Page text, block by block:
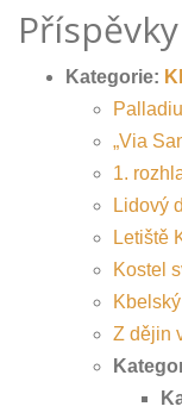
Kategorie:
„Via
1.
Lidový
Letiště
Kostel
Z dějin